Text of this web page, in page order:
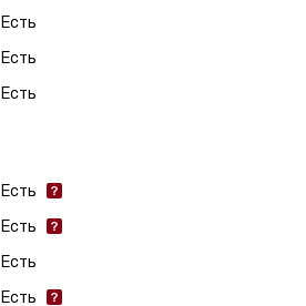
Есть
Есть
Есть
Есть
Есть
Есть
Есть